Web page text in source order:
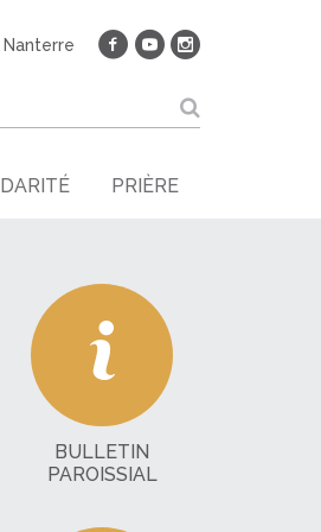
PRIÈRE
BULLETIN
PAROISSIAL